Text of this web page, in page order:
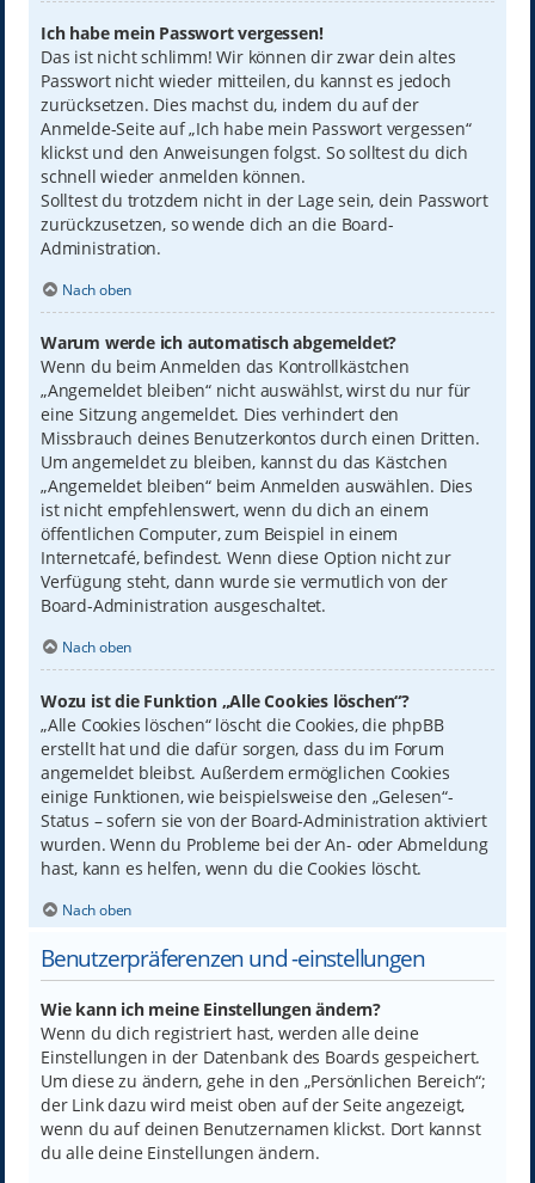
Ich habe mein Passwort vergessen!
Das ist nicht schlimm! Wir können dir zwar dein altes
Passwort nicht wieder mitteilen, du kannst es jedoch
zurücksetzen. Dies machst du, indem du auf der
Anmelde-Seite auf „Ich habe mein Passwort vergessen“
klickst und den Anweisungen folgst. So solltest du dich
schnell wieder anmelden können.
Solltest du trotzdem nicht in der Lage sein, dein Passwort
zurückzusetzen, so wende dich an die Board-
Administration.
Nach oben
Warum werde ich automatisch abgemeldet?
Wenn du beim Anmelden das Kontrollkästchen
„Angemeldet bleiben“ nicht auswählst, wirst du nur für
eine Sitzung angemeldet. Dies verhindert den
Missbrauch deines Benutzerkontos durch einen Dritten.
Um angemeldet zu bleiben, kannst du das Kästchen
„Angemeldet bleiben“ beim Anmelden auswählen. Dies
ist nicht empfehlenswert, wenn du dich an einem
öffentlichen Computer, zum Beispiel in einem
Internetcafé, befindest. Wenn diese Option nicht zur
Verfügung steht, dann wurde sie vermutlich von der
Board-Administration ausgeschaltet.
Nach oben
Wozu ist die Funktion „Alle Cookies löschen“?
„Alle Cookies löschen“ löscht die Cookies, die phpBB
erstellt hat und die dafür sorgen, dass du im Forum
angemeldet bleibst. Außerdem ermöglichen Cookies
einige Funktionen, wie beispielsweise den „Gelesen“-
Status – sofern sie von der Board-Administration aktiviert
wurden. Wenn du Probleme bei der An- oder Abmeldung
hast, kann es helfen, wenn du die Cookies löscht.
Nach oben
Benutzerpräferenzen und -einstellungen
Wie kann ich meine Einstellungen ändern?
Wenn du dich registriert hast, werden alle deine
Einstellungen in der Datenbank des Boards gespeichert.
Um diese zu ändern, gehe in den „Persönlichen Bereich“;
der Link dazu wird meist oben auf der Seite angezeigt,
wenn du auf deinen Benutzernamen klickst. Dort kannst
du alle deine Einstellungen ändern.